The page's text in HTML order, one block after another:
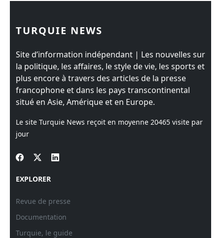
TURQUIE NEWS
Site d’information indépendant | Les nouvelles sur
la politique, les affaires, le style de vie, les sports et
plus encore à travers des articles de la presse
francophone et dans les pays transcontinental
situé en Asie, Amérique et en Europe.
Le site Turquie News reçoit en moyenne 20465 visite par
jour
EXPLORER
Revue de presse
Documentation
Turquie, le guide